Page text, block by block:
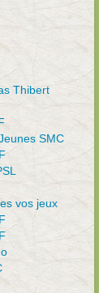
Thibert
SMC
vos jeux